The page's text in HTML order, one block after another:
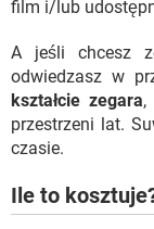
film i/lub
A jeśli chcesz
odwiedzasz w
kształcie zegara,
przestrzeni lat.
czasie.
Ile to